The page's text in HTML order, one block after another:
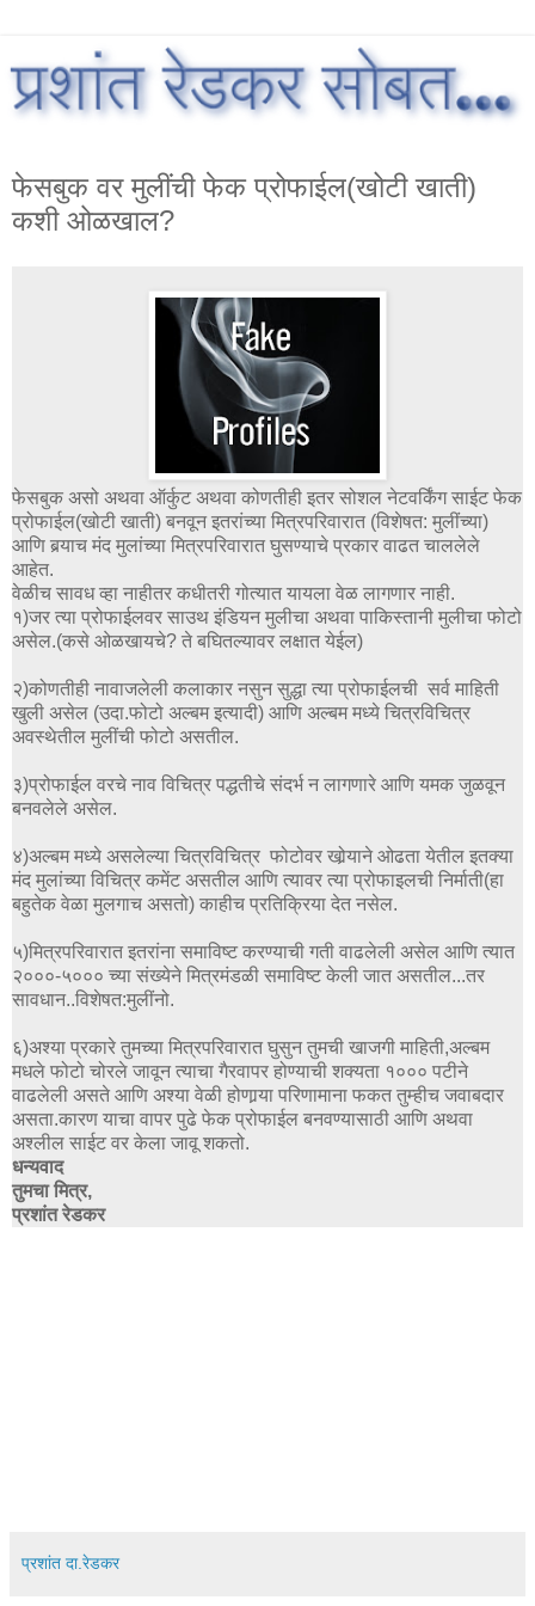
फेसबुक वर मुलींची फेक प्रोफाईल(खोटी खाती)
कशी ओळखाल?
फेसबुक असो अथवा ऑर्कुट अथवा कोणतीही इतर सोशल नेटवर्किंग साईट फेक
प्रोफाईल(खोटी खाती) बनवून इतरांच्या मित्रपरिवारात (विशेषत: मुलींच्या)
आणि बर्‍याच मंद मुलांच्या मित्रपरिवारात घुसण्याचे प्रकार वाढत चाललेले
आहेत.
वेळीच सावध व्हा नाहीतर कधीतरी गोत्यात यायला वेळ लागणार नाही.
१)जर त्या प्रोफाईलवर साउथ इंडियन मुलीचा अथवा पाकिस्तानी मुलीचा फोटो
असेल.(कसे ओळखायचे? ते बघितल्यावर लक्षात येईल)
२)कोणतीही नावाजलेली कलाकार नसुन सुद्धा त्या प्रोफाईलची सर्व माहिती
खुली असेल (उदा.फोटो अल्बम इत्यादी) आणि अल्बम मध्ये चित्रविचित्र
अवस्थेतील मुलींची फोटो असतील.
३)प्रोफाईल वरचे नाव विचित्र पद्धतीचे संदर्भ न लागणारे आणि यमक जुळवून
बनवलेले असेल.
४)अल्बम मध्ये असलेल्या चित्रविचित्र फोटोवर खोर्‍याने ओढता येतील इतक्या
मंद मुलांच्या विचित्र कमेंट असतील आणि त्यावर त्या प्रोफाइलची निर्माती(हा
बहुतेक वेळा मुलगाच असतो) काहीच प्रतिक्रिया देत नसेल.
५)मित्रपरिवारात इतरांना समाविष्ट करण्याची गती वाढलेली असेल आणि त्यात
२०००-५००० च्या संख्येने मित्रमंडळी समाविष्ट केली जात असतील...तर
सावधान..विशेषत:मुलींनो.
६)अश्या प्रकारे तुमच्या मित्रपरिवारात घुसुन तुमची खाजगी माहिती,अल्बम
मधले फोटो चोरले जावून त्याचा गैरवापर होण्याची शक्यता १००० पटीने
वाढलेली असते आणि अश्या वेळी होणार्‍या परिणामाना फकत तुम्हीच जवाबदार
असता.कारण याचा वापर पुढे फेक प्रोफाईल बनवण्यासाठी आणि अथवा
अश्लील साईट वर केला जावू शकतो.
धन्यवाद
तुमचा मित्र,
प्रशांत रेडकर
प्रशांत दा.रेडकर